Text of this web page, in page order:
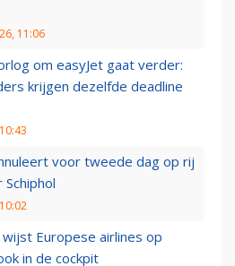
11:06
om easyJet gaat verder:
krijgen dezelfde deadline
voor tweede dag op rij
Schiphol
wijst Europese airlines op
in de cockpit